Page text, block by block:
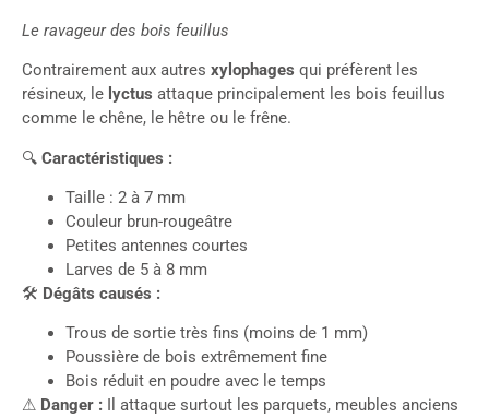
Le ravageur des bois feuillus
Contrairement aux autres xylophages qui préfèrent les
résineux, le lyctus attaque principalement les bois feuillus
comme le chêne, le hêtre ou le frêne.
🔍 Caractéristiques :
Taille : 2 à 7 mm
Couleur brun-rougeâtre
Petites antennes courtes
Larves de 5 à 8 mm
🛠 Dégâts causés :
Trous de sortie très fins (moins de 1 mm)
Poussière de bois extrêmement fine
Bois réduit en poudre avec le temps
⚠ Danger : Il attaque surtout les parquets, meubles anciens